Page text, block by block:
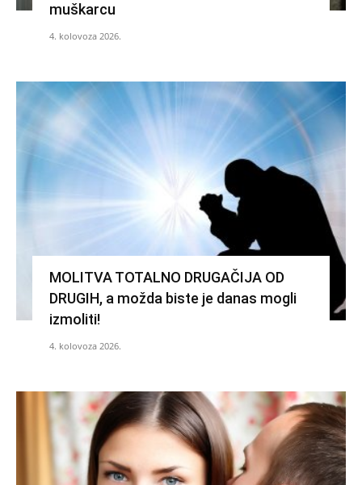
muškarcu
4. kolovoza 2026.
MOLITVA TOTALNO DRUGAČIJA OD
DRUGIH, a možda biste je danas mogli
izmoliti!
4. kolovoza 2026.